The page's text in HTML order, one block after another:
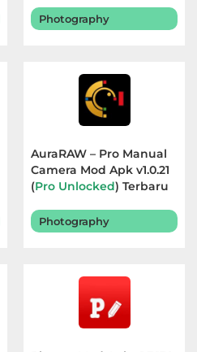
Photography
AuraRAW – Pro Manual
Camera Mod Apk v1.0.21
(Pro Unlocked) Terbaru
Photography